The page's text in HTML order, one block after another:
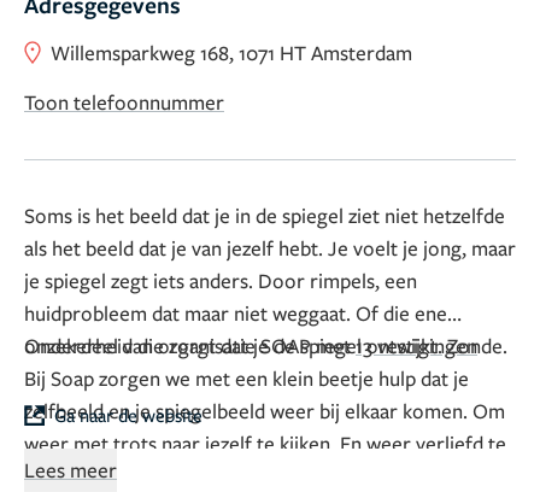
Willemsparkweg 168, 1071 HT Amsterdam
Toon telefoonnummer
Soms is het beeld dat je in de spiegel ziet niet hetzelfde
als het beeld dat je van jezelf hebt. Je voelt je jong, maar
je spiegel zegt iets anders. Door rimpels, een
huidprobleem dat maar niet weggaat. Of die ene
onzekerheid die zorgt dat je de spiegel ontwijkt. Zonde.
Bij Soap zorgen we met een klein beetje hulp dat je
zelfbeeld en je spiegelbeeld weer bij elkaar komen. Om
weer met trots naar jezelf te kijken. En weer verliefd te
worden op jezelf. Want het gaat er uiteindelijk niet om
Onderdeel van organisatie SOAP met13 vestigingen
Ga naar de website
Lees meer